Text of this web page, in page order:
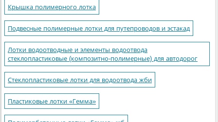
Крышка полимерного лотка
Подвесные полимерные лотки для путепроводов и эстакад
Лотки водоотводные и элементы водоотвода
стеклопластиковые (композитно-полимерные) для автодорог
Стеклопластиковые лотки для водоотвода жби
Пластиковые лотки «Гемма»